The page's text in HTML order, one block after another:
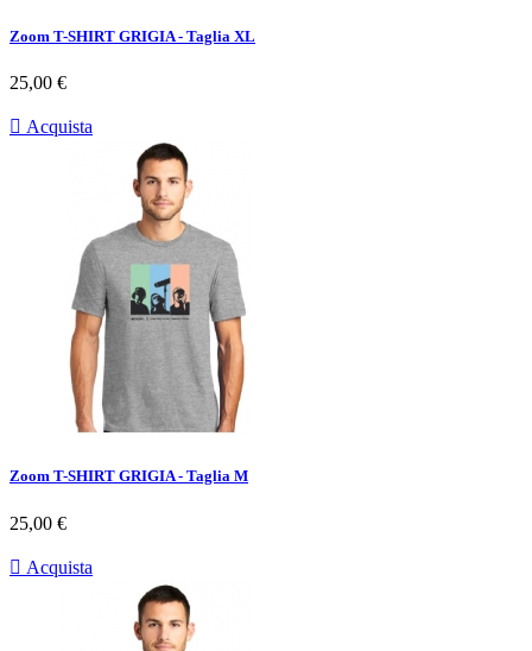
Zoom T-SHIRT GRIGIA - Taglia XL
Prezzo
25,00 €
 Acquista
Zoom T-SHIRT GRIGIA - Taglia M
Prezzo
25,00 €
 Acquista